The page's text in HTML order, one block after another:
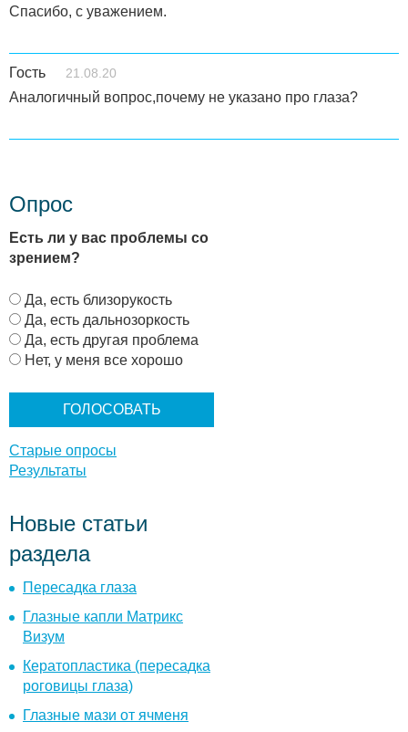
Спасибо, с уважением.
Гость 21.08.20
Аналогичный вопрос,почему не указано про глаза?
Опрос
Есть ли у вас проблемы со
зрением?
В
а
р
и
Да, есть близорукость
Да, есть дальнозоркость
Да, есть другая проблема
Нет, у меня все хорошо
Старые опросы
Результаты
Новые статьи
раздела
Пересадка глаза
Глазные капли Матрикс
Визум
Кератопластика (пересадка
роговицы глаза)
Глазные мази от ячменя